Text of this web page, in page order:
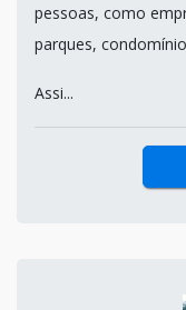
pessoas, como
parques,
Assi...